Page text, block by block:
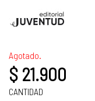
Agotado.
$ 21.900
CANTIDAD